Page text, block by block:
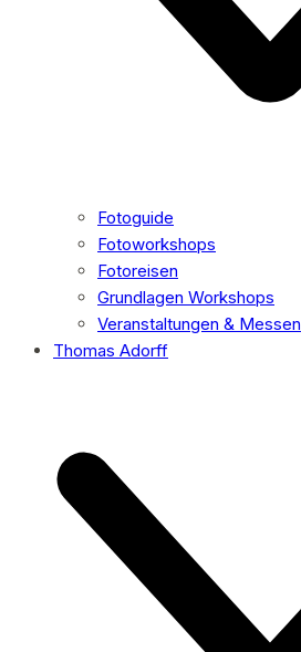
Fotoguide
Fotoworkshops
Fotoreisen
Grundlagen Workshops
Veranstaltungen & Messen
Thomas Adorff